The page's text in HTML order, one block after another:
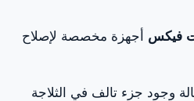
فيكس أجهزة مخصصة لإصلاح
وجود جزء تالف في الثلاجة